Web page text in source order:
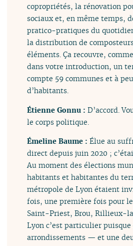
copropriétés, la rénovation
sociaux et, en même temps,
pratico-pratiques du
la distribution de
éléments. Ça recouvre,
dans votre introduction, un
compte 59 communes et à
d’habitants.
Étienne Gonnu :D’accord.
le corps politique.
Émeline Baume :Élue au
direct depuis juin 2020 ;
Au moment des élections
habitants et habitantes du
métropole de Lyon étaient
fois, une première fois pour
Saint-Priest, Brou, Rillieux-
Lyon c’est particulier puisque
arrondissements — et une